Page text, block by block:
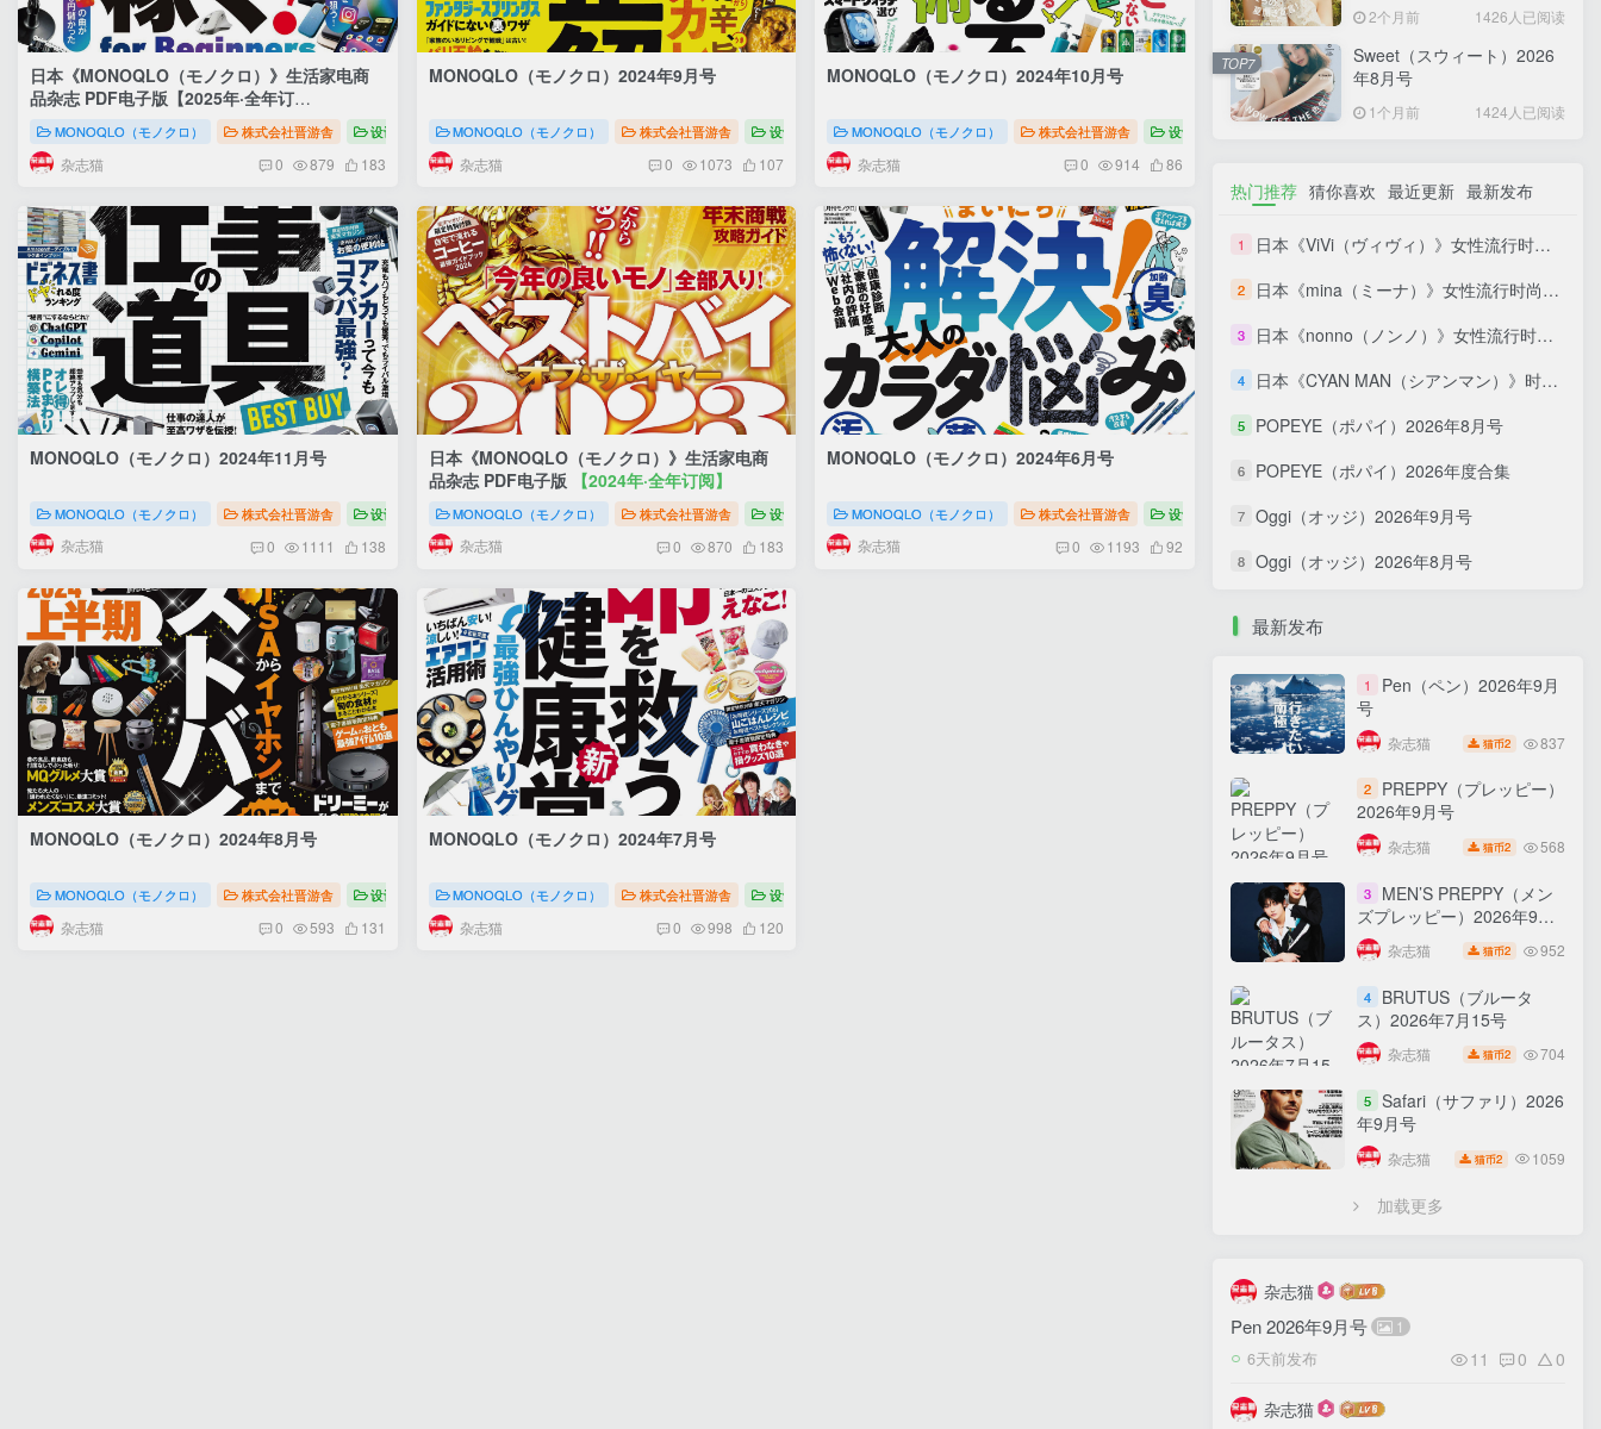
日本《MONOQLO（モノクロ）》生活家电商
品杂志 PDF电子版【2025年·全年订
阅】
【2024年·全年订阅】
MONOQLO（モノクロ） 株式会社晋游舎 设计 MONOQLO（モノクロ）生活家电商品杂志
杂志猫 0 879 183
MONOQLO（モノクロ）2024年9月号
MONOQLO（モノクロ） 株式会社晋游舎 设计 MONOQLO（モノクロ）生活家电商品杂志
杂志猫 0 1073 107
MONOQLO（モノクロ）2024年10月号
MONOQLO（モノクロ） 株式会社晋游舎 设计
杂志猫 0 914 86
MONOQLO（モノクロ）2024年11月号
MONOQLO（モノクロ） 株式会社晋游舎 设计 MONOQLO（モノクロ）生活家电商品杂志
杂志猫 0 1111 138
日本《MONOQLO（モノクロ）》生活家电商
品杂志 PDF电子版
【2024年·全年订阅】
MONOQLO（モノクロ） 株式会社晋游舎 设计 MONOQLO（モノクロ）生活家电商品杂志
杂志猫 0 870 183
MONOQLO（モノクロ）2024年6月号
MONOQLO（モノクロ） 株式会社晋游舎 设计 MONOQLO（モノクロ）生活家电商品杂志
杂志猫 0 1193 92
MONOQLO（モノクロ）2024年8月号
MONOQLO（モノクロ） 株式会社晋游舎 设计 MONOQLO（モノクロ）生活家电商品杂志
杂志猫 0 593 131
MONOQLO（モノクロ）2024年7月号
MONOQLO（モノクロ） 株式会社晋游舎 设计
杂志猫 0 998 120
2个月前 1426人已阅读
Sweet（スウィート）2026
年8月号
1个月前 1424人已阅读
TOP7
热门推荐 猜你喜欢 最近更新 最新发布
1 日本《ViVi（ヴィヴィ）》女性流行时尚杂志 PDF电子版【2026年·全年订阅】
2 日本《mina（ミーナ）》女性流行时尚杂志 PDF电子版【2026年·全年订阅】
3 日本《nonno（ノンノ）》女性流行时尚资讯杂志 PDF电子版【2026年·全年订阅】
4 日本《CYAN MAN（シアンマン）》时髦发妆服饰流行杂志 PDF电子版【2026年·全年订阅】
5 POPEYE（ポパイ）2026年8月号
6 POPEYE（ポパイ）2026年度合集
7 Oggi（オッジ）2026年9月号
8 Oggi（オッジ）2026年8月号
最新发布
1
Pen（ペン）2026年9月
号
杂志猫 猫币2 837
2
PREPPY（プレッピー）
2026年9月号
杂志猫 猫币2 568
3
MEN’S PREPPY（メン
ズプレッピー）2026年9月
号
杂志猫 猫币2 952
4
BRUTUS（ブルータ
ス）2026年7月15号
杂志猫 猫币2 704
5 Safari（サファリ）2026
年9月号
杂志猫 猫币2 1059
加载更多
杂志猫
Pen 2026年9月号 1
6天前发布 11 0 0
杂志猫
社交账号登录